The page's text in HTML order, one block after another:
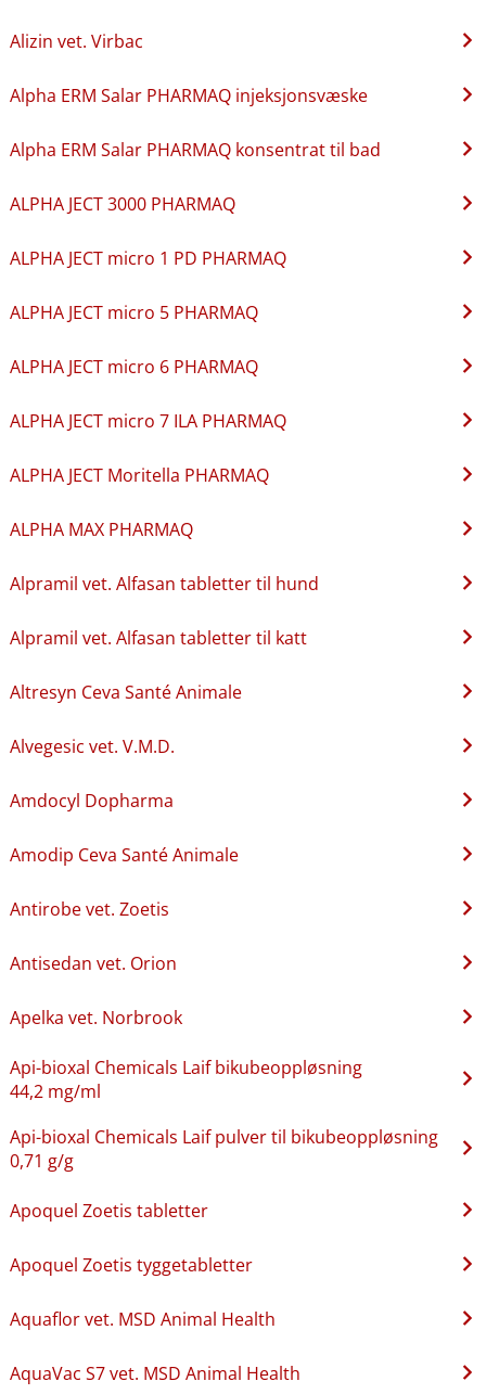
Alizin vet. Virbac
Alpha ERM Salar PHARMAQ injeksjonsvæske
Alpha ERM Salar PHARMAQ konsentrat til bad
ALPHA JECT 3000 PHARMAQ
ALPHA JECT micro 1 PD PHARMAQ
ALPHA JECT micro 5 PHARMAQ
ALPHA JECT micro 6 PHARMAQ
ALPHA JECT micro 7 ILA PHARMAQ
ALPHA JECT Moritella PHARMAQ
ALPHA MAX PHARMAQ
Alpramil vet. Alfasan tabletter til hund
Alpramil vet. Alfasan tabletter til katt
Altresyn Ceva Santé Animale
Alvegesic vet. V.M.D.
Amdocyl Dopharma
Amodip Ceva Santé Animale
Antirobe vet. Zoetis
Antisedan vet. Orion
Apelka vet. Norbrook
Api-bioxal Chemicals Laif bikubeoppløsning
44,2 mg/ml
Api-bioxal Chemicals Laif pulver til bikubeoppløsning
0,71 g/g
Apoquel Zoetis tabletter
Apoquel Zoetis tyggetabletter
Aquaflor vet. MSD Animal Health
AquaVac S7 vet. MSD Animal Health